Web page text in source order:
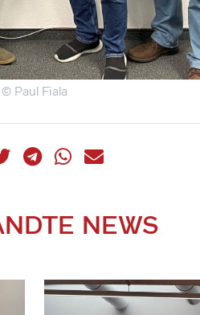
© Paul Fiala
NEWS